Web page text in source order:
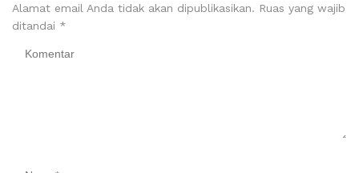
Alamat email Anda tidak akan dipublikasikan. Ruas yang wajib
ditandai *